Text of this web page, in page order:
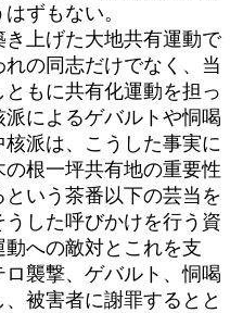
ずもない。
上げた大地共有運動で
の同志だけでなく、当
もに共有化運動を担っ
によるゲバルトや恫喝
派は、こうした事実に
根一坪共有地の重要性
いう茶番以下の芸当を
した呼びかけを行う資
への敵対とこれを支
襲撃、ゲバルト、恫喝
被害者に謝罪するとと